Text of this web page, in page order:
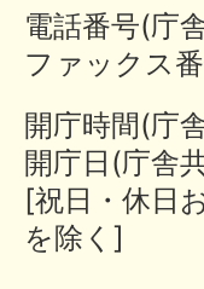
電話番号(
ファックス
開庁時間(庁
開庁日(庁舎
[祝日・休日
を除く]